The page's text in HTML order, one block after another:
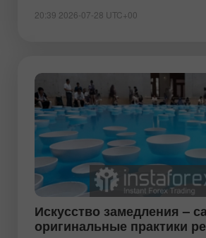
20:39 2026-07-28 UTC+00
Искусство замедления –
оригинальные практики